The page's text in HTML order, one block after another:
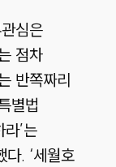
심은
점차
반쪽짜리
별법
’는
. ‘세월호